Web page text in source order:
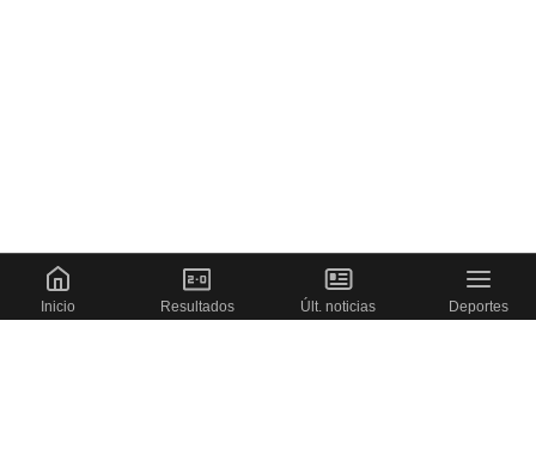
Inicio Resultados Últ. noticias Deportes